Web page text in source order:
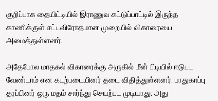
குறிப்பாக தையிட்டியில் இராணுவ கட்டுப்பாட்டில் இருந்த
காணிக்குள் சட்டவிரோதமான முறையில் விகாரையை
அமைத்துள்ளனர்.
அதேபோல மாதகல் விகாரைக்கு அருகில் மீன் பிடியில் ஈடுபட
வேண்டாம் என கடற்படையினர் தடை விதித்துள்ளனர். பாதுகாப்பு
தரப்பினர் ஒரு மதம் சார்ந்து செயற்பட முடியாது. அது